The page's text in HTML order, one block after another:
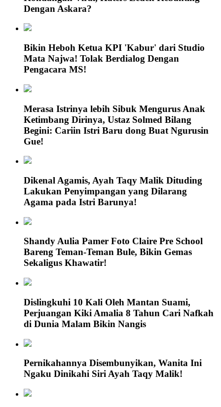
Dengan Askara?
Bikin Heboh Ketua KPI 'Kabur' dari Studio
Mata Najwa! Tolak Berdialog Dengan
Pengacara MS!
Merasa Istrinya lebih Sibuk Mengurus Anak
Ketimbang Dirinya, Ustaz Solmed Bilang
Begini: Cariin Istri Baru dong Buat Ngurusin
Gue!
Dikenal Agamis, Ayah Taqy Malik Dituding
Lakukan Penyimpangan yang Dilarang
Agama pada Istri Barunya!
Shandy Aulia Pamer Foto Claire Pre School
Bareng Teman-Teman Bule, Bikin Gemas
Sekaligus Khawatir!
Dislingkuhi 10 Kali Oleh Mantan Suami,
Perjuangan Kiki Amalia 8 Tahun Cari Nafkah
di Dunia Malam Bikin Nangis
Pernikahannya Disembunyikan, Wanita Ini
Ngaku Dinikahi Siri Ayah Taqy Malik!